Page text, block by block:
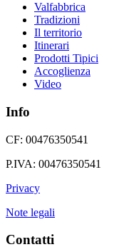
Valfabbrica
Tradizioni
Il territorio
Itinerari
Prodotti Tipici
Accoglienza
Video
Info
CF: 00476350541
P.IVA: 00476350541
Privacy
Note legali
Contatti